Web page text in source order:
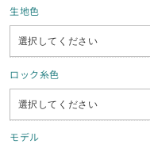
生地色
ロック糸色
モデル